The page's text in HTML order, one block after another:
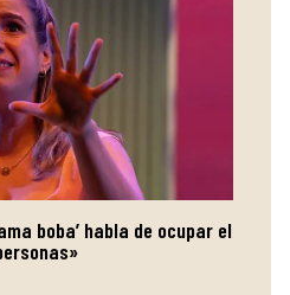
boba’ habla de ocupar el